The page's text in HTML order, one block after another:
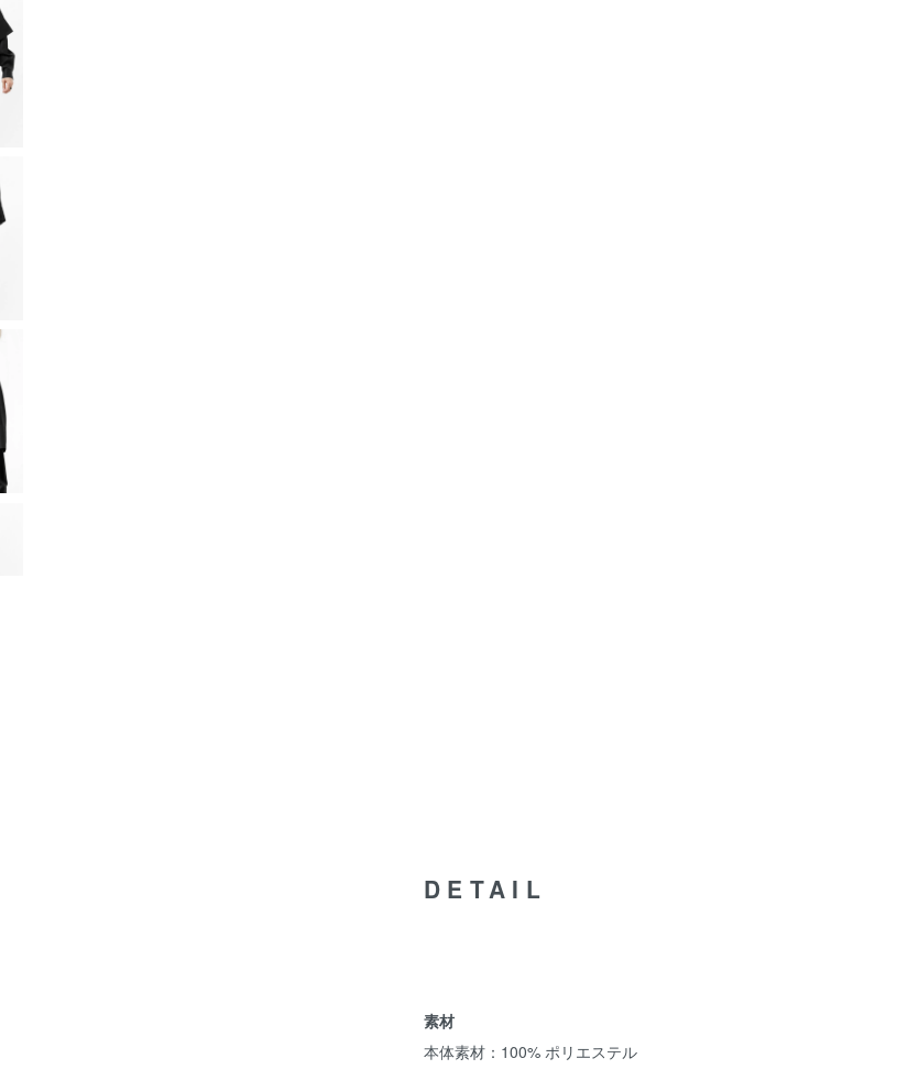
DETAIL
素材
本体素材：100% ポリエステル